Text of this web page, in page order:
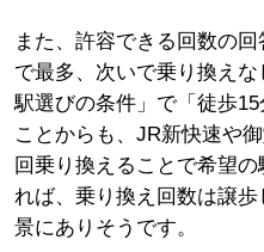
また、許容できる回数の
で最多、次いで乗り換え
駅選びの条件」で「徒歩
ことからも、JR新快速や
回乗り換えることで希望
れば、乗り換え回数は譲
景にありそうです。